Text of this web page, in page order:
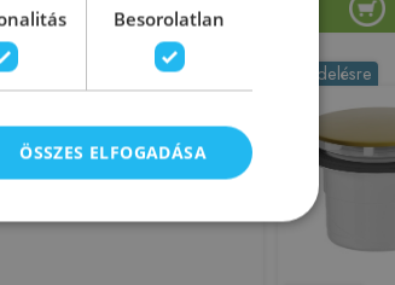
Kosárba
Rendelésre Rendelésre
Besorolatlan
ÖSSZES ELFOGADÁSA